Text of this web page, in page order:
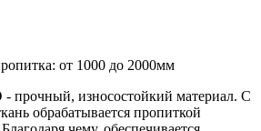
от 1000 до 2000мм
- прочный, износостойкий материал. С
обрабатывается пропиткой